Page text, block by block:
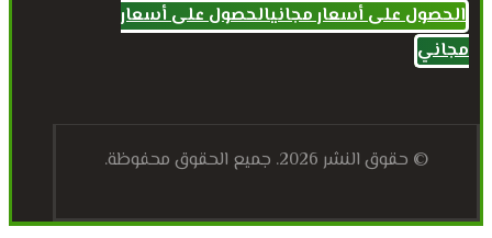
الحصول على أسعار مجانيالحصول على أسعار
مجاني
© حقوق النشر 2026. جميع الحقوق محفوظة.